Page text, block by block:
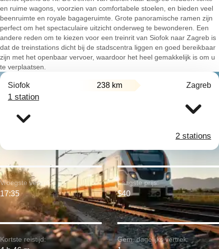
en ruime wagons, voorzien van comfortabele stoelen, en bieden veel
beenruimte en royale bagageruimte. Grote panoramische ramen zijn
perfect om het spectaculaire uitzicht onderweg te bewonderen. Een
andere reden om te kiezen voor een treinrit van Siofok naar Zagreb is
dat de treinstations dicht bij de stadscentra liggen en goed bereikbaar
zijn met het openbaar vervoer, waardoor het heel gemakkelijk is om u
te verplaatsen.
Siofok 238 km Zagreb
1 station
2 stations
Kortste reistijd:
Vroegste vertrek:
17:35
Laagste prijs:
$40
Gem. dagelijks vertrek: